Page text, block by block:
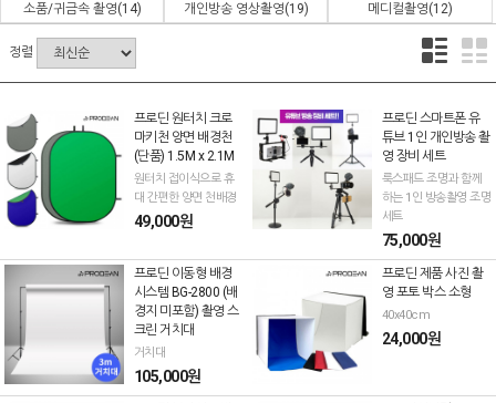
소품/귀금속 촬영(14) 개인방송 영상촬영(19) 메디컬촬영(12)
정렬
프로딘 원터치 크로
마키천 양면 배경천
(단품) 1.5M x 2.1M
원터치 접이식으로 휴
대 간편한 양면 천배경
49,000원
프로딘 스마트폰 유
튜브 1인 개인방송 촬
영 장비 세트
룩스패드 조명과 함께
하는 1인 방송촬영 조명
세트
75,000원
프로딘 이동형 배경
시스템 BG-2800 (배
경지 미포함) 촬영 스
크린 거치대
거치대
105,000원
프로딘 제품 사진 촬
영 포토 박스 소형
40x40cm
24,000원